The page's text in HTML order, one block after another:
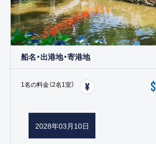
船名・出港地・寄港地
1名の料金（2名1室） $
2028年03月10日